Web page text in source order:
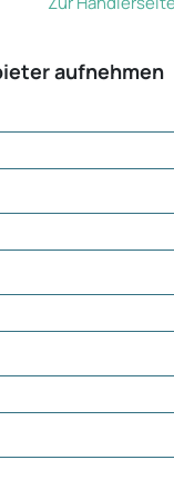
aufnehmen